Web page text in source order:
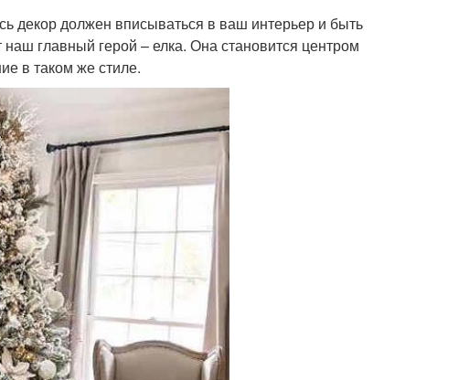
декор должен вписываться в ваш интерьер и быть
главный герой – елка. Она становится центром
в таком же стиле.